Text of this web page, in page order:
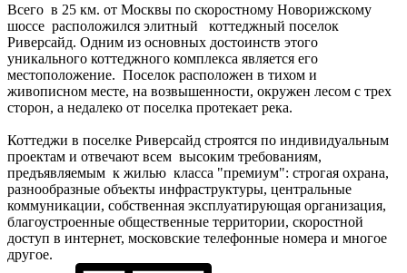
Всего в 25 км. от Москвы по скоростному Новорижскому
шоссе расположился элитный коттеджный поселок
Риверсайд. Одним из основных достоинств этого
уникального коттеджного комплекса является его
местоположение. Поселок расположен в тихом и
живописном месте, на возвышенности, окружен лесом с трех
сторон, а недалеко от поселка протекает река.
Коттеджи в поселке Риверсайд строятся по индивидуальным
проектам и отвечают всем высоким требованиям,
предъявляемым к жилью класса "премиум": строгая охрана,
разнообразные объекты инфраструктуры, центральные
коммуникации, собственная эксплуатирующая организация,
благоустроенные общественные территории, скоростной
доступ в интернет, московские телефонные номера и многое
другое.